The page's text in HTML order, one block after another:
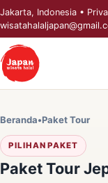
Jakarta, Indonesia •
Beranda•Paket Tour
PILIHAN PAKET
Paket Tour